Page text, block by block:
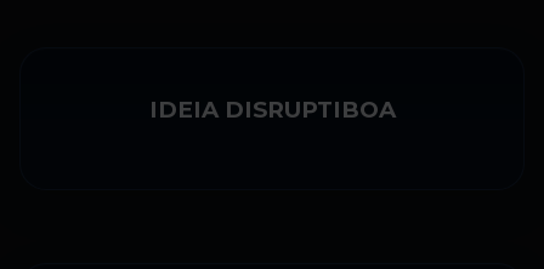
IDEIA DISRUPTIBOA